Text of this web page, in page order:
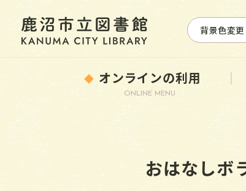
背景色変更
オンラインの利用
ONLINE MENU
おはなしボ